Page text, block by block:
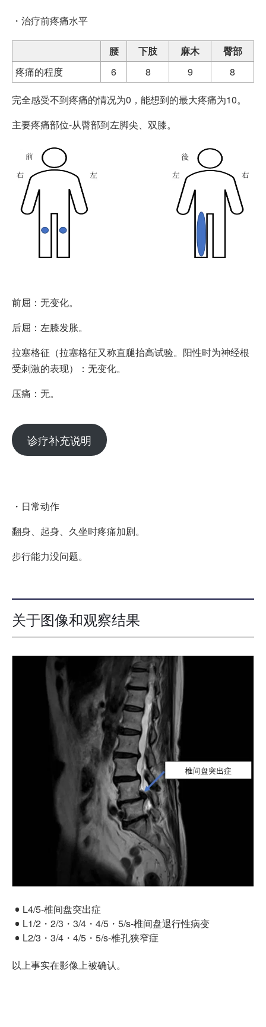
・治疗前疼痛水平
腰 下肢 麻木
臀部
疼痛的程度
6 8 9 8
完全感受不到疼痛的情况为0，能想到的最大疼痛为10。
主要疼痛部位-从臀部到左脚尖、双膝。
前屈：无变化。
后屈：左膝发胀。
拉塞格征（拉塞格征又称直腿抬高试验。阳性时为神经根
受刺激的表现）：无变化。
压痛：无。
诊疗补充说明
・日常动作
翻身、起身、久坐时疼痛加剧。
步行能力没问题。
关于图像和观察结果
L4/5-椎间盘突出症
L1/2・2/3・3/4・4/5・5/s-椎间盘退行性病变
L2/3・3/4・4/5・5/s-椎孔狭窄症
以上事实在影像上被确认。